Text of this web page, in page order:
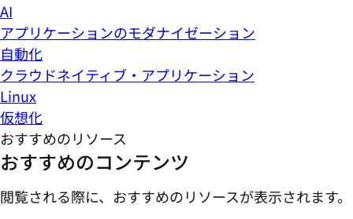
AI
アプリケーションのモダナイゼーション
自動化
クラウドネイティブ・アプリケーション
Linux
仮想化
おすすめのリソース
おすすめのコンテンツ
閲覧される際に、おすすめのリソースが表示されます。